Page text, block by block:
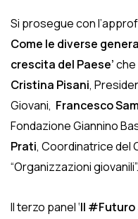
Si prosegue con
Come le diverse
crescita del Paese’
Cristina Pisani,
Giovani, Francesco
Fondazione Giannino
Prati, Coordinatrice del
“Organizzazioni giovanili”.
Il terzo panel ‘Il #Futuro